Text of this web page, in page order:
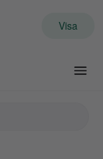
Visa